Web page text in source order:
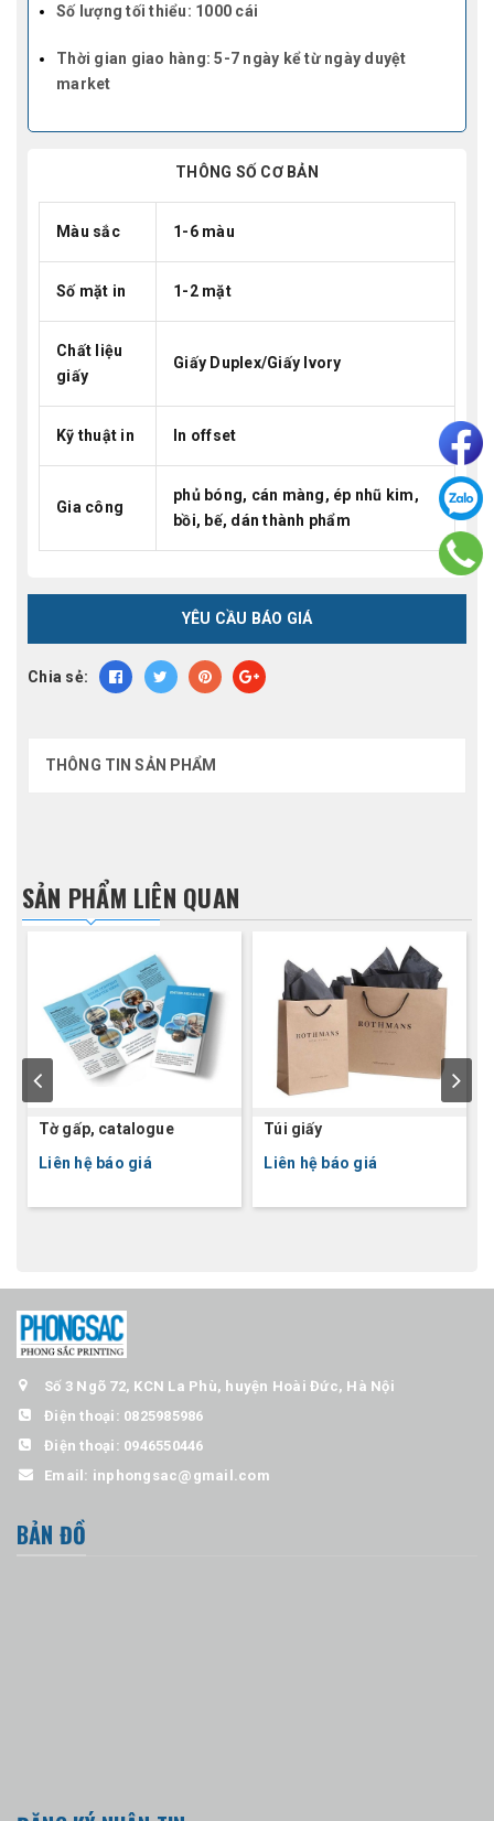
Số lượng tối thiểu: 1000 cái
Thời gian giao hàng: 5-7 ngày kể từ ngày duyệt
market
THÔNG SỐ CƠ BẢN
Màu sắc 1-6 màu
Số mặt in 1-2 mặt
Chất liệu
giấy
Giấy Duplex/Giấy Ivory
Kỹ thuật in In offset
Gia công
phủ bóng, cán màng, ép nhũ kim,
bồi, bế, dán thành phẩm
YÊU CẦU BÁO GIÁ
Chia sẻ:
THÔNG TIN SẢN PHẨM
SẢN PHẨM LIÊN QUAN
Tờ gấp, catalogue
Liên hệ báo giá
Túi giấy
Liên hệ báo giá
Số 3 Ngõ 72, KCN La Phù, huyện Hoài Đức, Hà Nội
Điện thoại: 0825985986
Điện thoại: 0946550446
Email: inphongsac@gmail.com
BẢN ĐỒ